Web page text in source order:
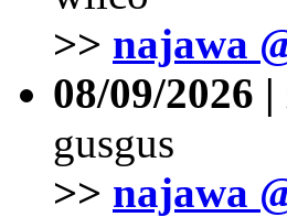
>> najawa
08/09/2026
gusgus
>> najawa